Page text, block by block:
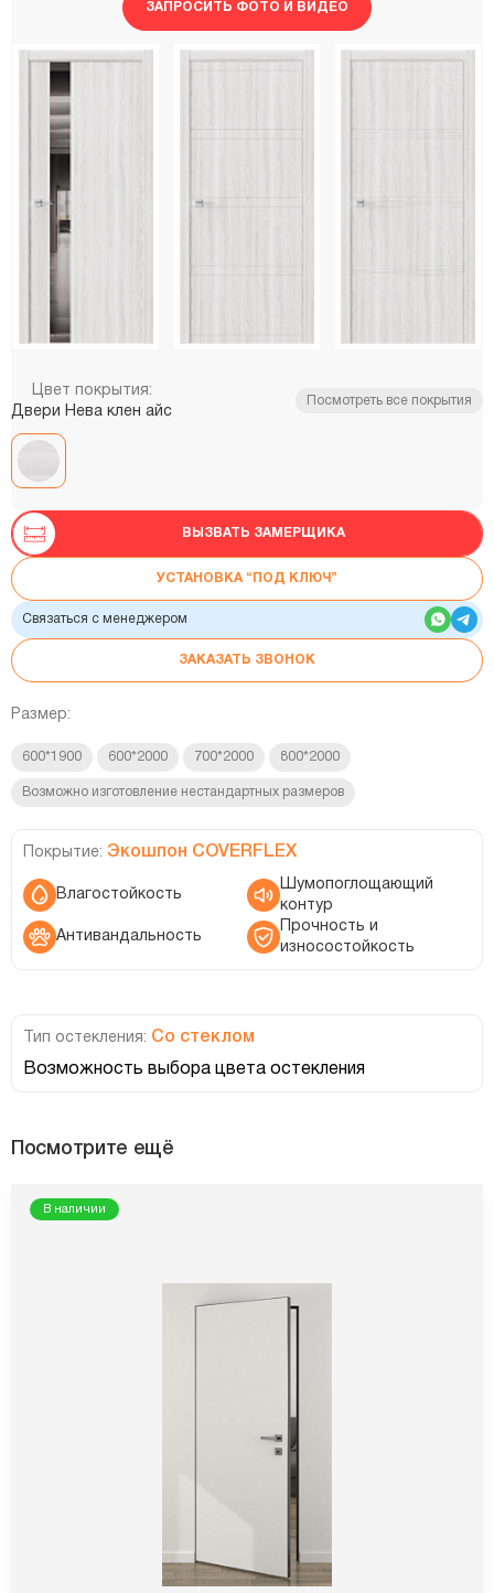
ЗАПРОСИТЬ ФОТО И ВИДЕО
Цвет покрытия:
Двери Нева клен айс
Посмотреть все покрытия
ВЫЗВАТЬ ЗАМЕРЩИКА
УСТАНОВКА “ПОД КЛЮЧ”
Связаться с менеджером
ЗАКАЗАТЬ ЗВОНОК
Размер:
600*1900 600*2000 700*2000 800*2000
Возможно изготовление нестандартных размеров
Покрытие: Экошпон COVERFLEX
Влагостойкость
Шумопоглощающий
контур
Антивандальность
Прочность и
износостойкость
Тип остекления: Со стеклом
Возможность выбора цвета остекления
Посмотрите ещё
В наличии